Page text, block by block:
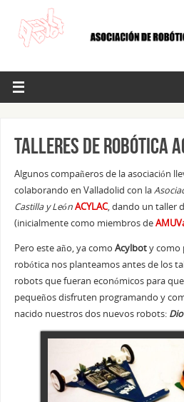
Talleres de Robótica
Algunos compañeros de la asociación
colaborando en Valladolid con la
Castilla y LeónACYLAC, dando un taller
(inicialmente como miembros de
Pero este año, ya como Acylboty como
robótica nos planteamos antes de los
robots que fueran económicos para
pequeños disfruten programando y
nacido nuestros dos nuevos robots: